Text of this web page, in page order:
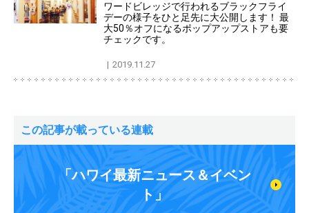
ワードビレッジで行われるブラックフライ
デーの様子をひと足先に大公開します！ 最
大50％オフになるポップアップストアも要
チェックです。
2019.11.27
この記事が載っている連載
「ハワイ最新ニュース＆イベン
ト」